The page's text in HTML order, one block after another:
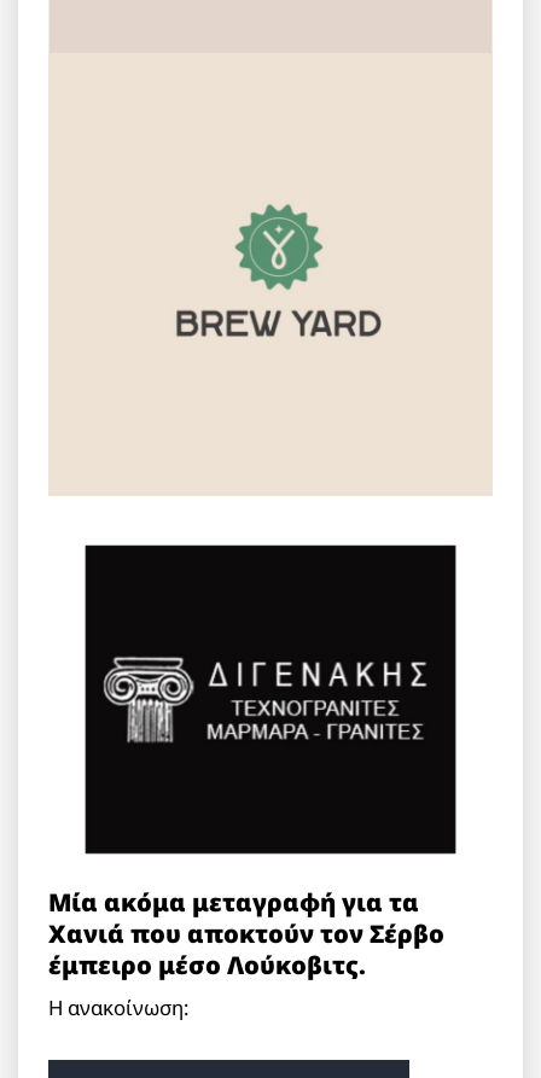
Μία ακόμα μεταγραφή για τα
Χανιά που αποκτούν τον Σέρβο
έμπειρο μέσο Λούκοβιτς.
Η ανακοίνωση: